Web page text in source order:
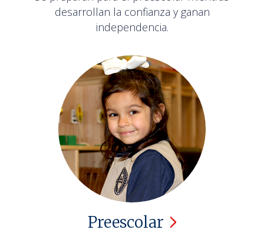
desarrollan la confianza y ganan
independencia.
Preescolar